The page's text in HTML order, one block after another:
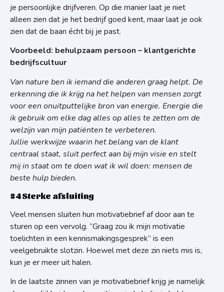
je persoonlijke drijfveren. Op die manier laat je niet
alleen zien dat je het bedrijf goed kent, maar laat je ook
zien dat de baan écht bij je past.
Voorbeeld: behulpzaam persoon – klantgerichte
bedrijfscultuur
Van nature ben ik iemand die anderen graag helpt. De
erkenning die ik krijg na het helpen van mensen zorgt
voor een onuitputtelijke bron van energie. Energie die
ik gebruik om elke dag alles op alles te zetten om de
welzijn van mijn patiënten te verbeteren.
Jullie werkwijze waarin het belang van de klant
centraal staat, sluit perfect aan bij mijn visie en stelt
mij in staat om te doen wat ik wil doen: mensen de
beste hulp bieden.
#4 Sterke afsluiting
Veel mensen sluiten hun motivatiebrief af door aan te
sturen op een vervolg. “Graag zou ik mijn motivatie
toelichten in een kennismakingsgesprek” is een
veelgebruikte slotzin. Hoewel met deze zin niets mis is,
kun je er meer uit halen.
In de laatste zinnen van je motivatiebrief krijg je namelijk